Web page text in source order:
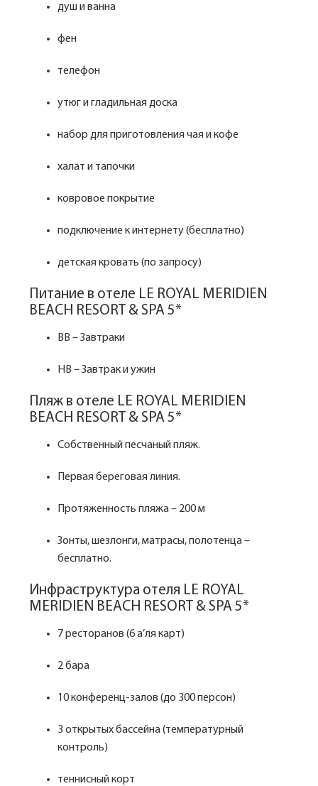
душ и ванна
фен
телефон
утюг и гладильная доска
набор для приготовления чая и кофе
халат и тапочки
ковровое покрытие
подключение к интернету (бесплатно)
детская кровать (по запросу)
Питание в отеле LE ROYAL MERIDIEN
BEACH RESORT & SPA 5*
BB – Завтраки
HB – Завтрак и ужин
Пляж в отеле LE ROYAL MERIDIEN
BEACH RESORT & SPA 5*
Собственный песчаный пляж.
Первая береговая линия.
Протяженность пляжа – 200 м
Зонты, шезлонги, матрасы, полотенца –
бесплатно.
Инфраструктура отеля LE ROYAL
MERIDIEN BEACH RESORT & SPA 5*
7 ресторанов (6 а’ля карт)
2 бара
10 конференц-залов (до 300 персон)
3 открытых бассейна (температурный
контроль)
теннисный корт